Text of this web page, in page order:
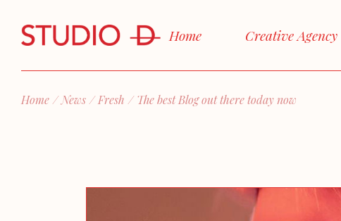
Home Creative Agency
Home News Fresh The best Blog out there today now